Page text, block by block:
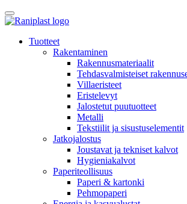
Skip
to
Tuotteet
Rakentaminen
Rakennusmateriaalit
Tehdasvalmisteiset
Villaeristeet
Eristelevyt
Jalostetut puutuotteet
Metalli
Tekstiilit ja sisustuselementit
Jatkojalostus
Joustavat ja tekniset kalvot
Hygieniakalvot
Paperiteollisuus
Paperi & kartonki
Pehmopaperi